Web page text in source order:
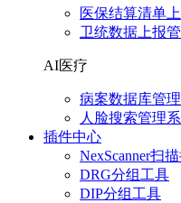
医保结算清单
卫统数据上报
AI医疗
病案数据库管
人脸搜索管理
插件中心
NexScanner扫
DRG分组工具
DIP分组工具